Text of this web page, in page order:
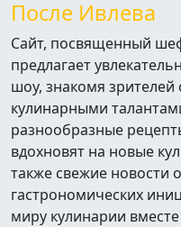
После Ивлева
Сайт, посвященный
предлагает
шоу, знакомя зрителей
кулинарными
разнообразные
вдохновят на новые
также свежие новости
гастрономических
миру кулинарии